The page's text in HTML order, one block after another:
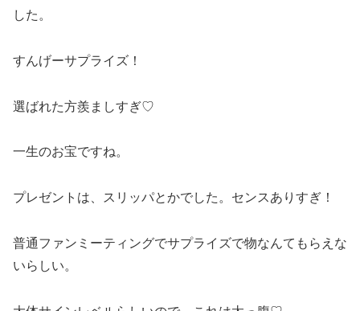
した。
すんげーサプライズ！
選ばれた方羨ましすぎ♡
一生のお宝ですね。
プレゼントは、スリッパとかでした。センスありすぎ！
普通ファンミーティングでサプライズで物なんてもらえな
いらしい。